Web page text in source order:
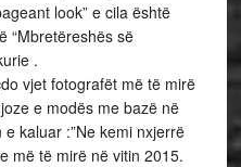
look” e cila është
“Mbretëreshës së
.
vjet fotografët më të mirë
e modës me bazë në
kaluar :”Ne kemi nxjerrë
më të mirë në vitin 2015.